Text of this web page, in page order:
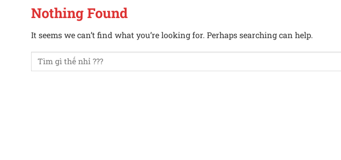
Nothing Found
It seems we can’t find what you’re looking for. Perhaps searching can help.